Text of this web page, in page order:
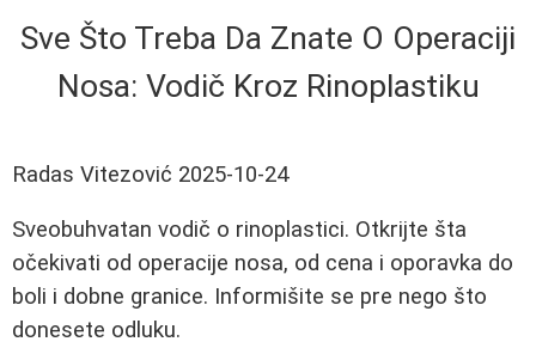
Sve Što Treba Da Znate O Operaciji
Nosa: Vodič Kroz Rinoplastiku
Radas Vitezović 2025-10-24
Sveobuhvatan vodič o rinoplastici. Otkrijte šta
očekivati od operacije nosa, od cena i oporavka do
boli i dobne granice. Informišite se pre nego što
donesete odluku.